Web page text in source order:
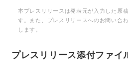
本プレスリリースは発表元が入力した原
す。また、プレスリリースへのお問い合
します。
プレスリリース添付ファイ